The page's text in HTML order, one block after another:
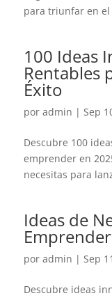
para triunfar en el
100 Ideas
Rentables
Éxito
por admin | Sep
Descubre 100
emprender en
necesitas para
Ideas de
por admin | Sep
Descubre ideas